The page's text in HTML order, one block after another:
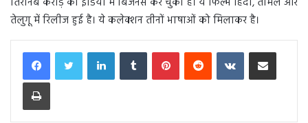
तेलुगू में रिलीज हुई है। ये कलेक्शन तीनों भाषाओं को मिलाकर है।
LinkedInTumblr PinterestReddit VKontakteShare via Email
Print